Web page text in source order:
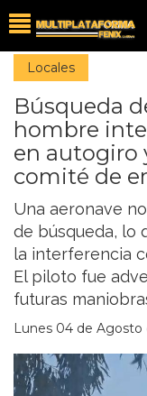
Locales
Búsqueda
hombre
en autogiro
comité de
Una aeronave
de búsqueda, lo
la interferencia
El piloto fue
futuras
Lunes 04 de Agosto